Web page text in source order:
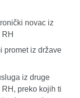
novac iz
promet iz države
iz druge
preko kojih ti